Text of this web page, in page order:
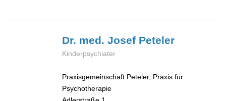
Dr. med. Josef Peteler
Kinderpsychiater
Praxisgemeinschaft Peteler, Praxis für
Psychotherapie